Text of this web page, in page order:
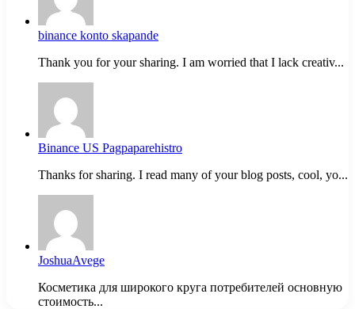
binance konto skapande
Thank you for your sharing. I am worried that I lack creativ...
Binance US Pagpaparehistro
Thanks for sharing. I read many of your blog posts, cool, yo...
JoshuaAvege
Косметика для широкого круга потребителей основную
стоимость...